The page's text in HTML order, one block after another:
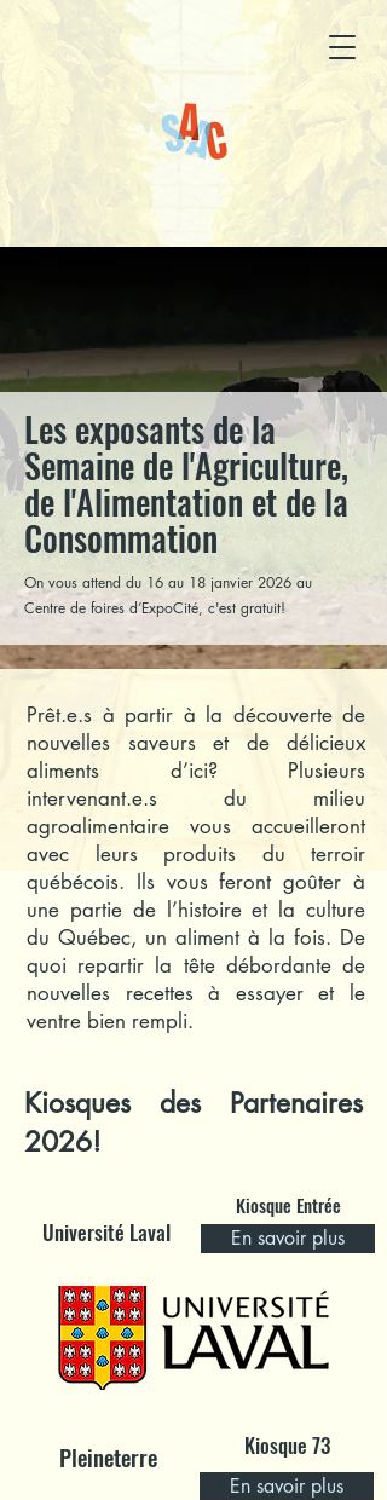
Les exposants de la
Semaine de l'Agriculture,
de l'Alimentation et de la
Consommation
On vous attend du 16 au 18 janvier 2026 au
Centre de foires d’ExpoCité, c'est gratuit!
Prêt.e.s à partir à la découverte de
nouvelles saveurs et de délicieux
aliments d’ici? Plusieurs
intervenant.e.s du milieu
agroalimentaire vous accueilleront
avec leurs produits du terroir
québécois. Ils vous feront goûter à
une partie de l’histoire et la culture
du Québec, un aliment à la fois. De
quoi repartir la tête débordante de
nouvelles recettes à essayer et le
ventre bien rempli.
Kiosques des Partenaires
2026!
Kiosque Entrée
Université Laval En savoir plus
Pleineterre Kiosque 73
En savoir plus